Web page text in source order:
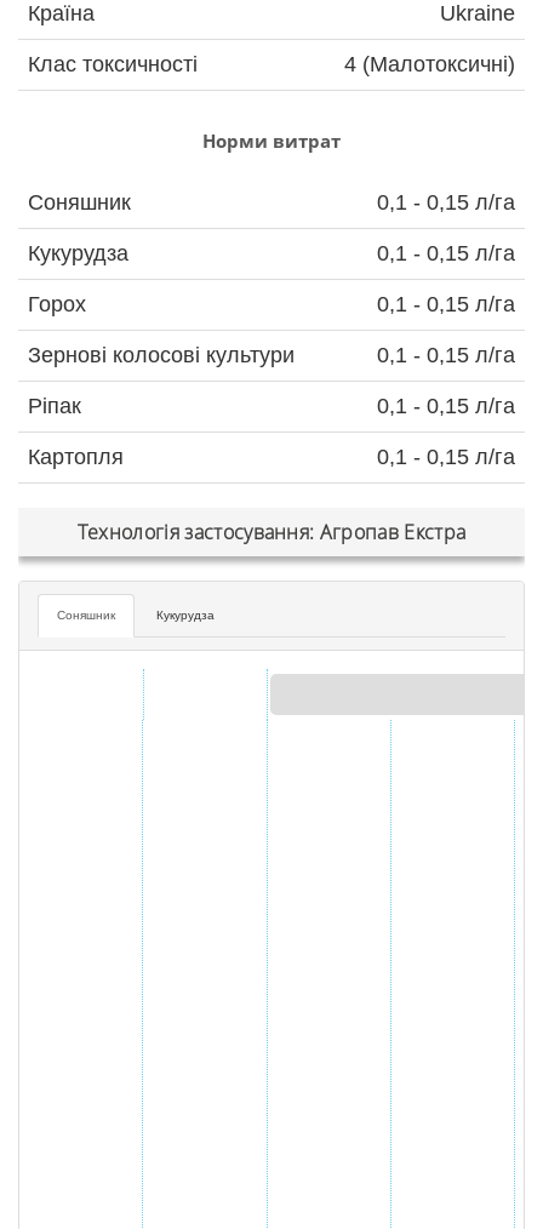
Країна Ukraine
Клас токсичності 4 (Малотоксичні)
Норми витрат
Соняшник 0,1 - 0,15 л/га
Кукурудза 0,1 - 0,15 л/га
Горох 0,1 - 0,15 л/га
Зернові колосові культури 0,1 - 0,15 л/га
Ріпак 0,1 - 0,15 л/га
Картопля 0,1 - 0,15 л/га
Технологія застосування: Агропав Екстра
Соняшник Кукурудза